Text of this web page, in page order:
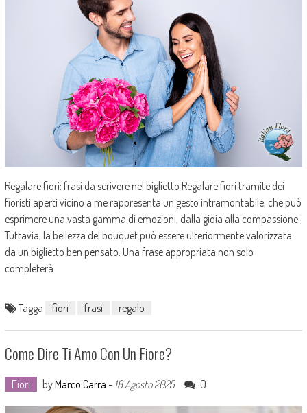
Regalare fiori: frasi da scrivere nel biglietto Regalare fiori tramite dei
fioristi aperti vicino a me rappresenta un gesto intramontabile, che può
esprimere una vasta gamma di emozioni, dalla gioia alla compassione.
Tuttavia, la bellezza del bouquet può essere ulteriormente valorizzata
da un biglietto ben pensato. Una frase appropriata non solo
completerà
Tagga fiori frasi regalo
Come Dire Ti Amo Con Un Fiore?
Fiori byMarco Carra - 18 Agosto 2025 0